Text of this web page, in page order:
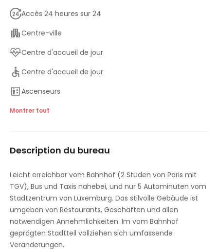
Accès 24 heures sur 24
Centre-ville
Centre d'accueil de jour
Centre d'accueil de jour
Ascenseurs
Salle de gymnastique et de fitness
Salles de réunion
Accès internet haut débit
Douches
Contrôle de la température
Studio de vidéoconférence
Montrer tout
Description du bureau
Leicht erreichbar vom Bahnhof (2 Studen von Paris mit
TGV), Bus und Taxis nahebei, und nur 5 Autominuten vom
Stadtzentrum von Luxemburg. Das stilvolle Gebäude ist
umgeben von Restaurants, Geschäften und allen
notwendigen Annehmlichkeiten. Im vom Bahnhof
geprägten Stadtteil vollziehen sich umfassende
Veränderungen.